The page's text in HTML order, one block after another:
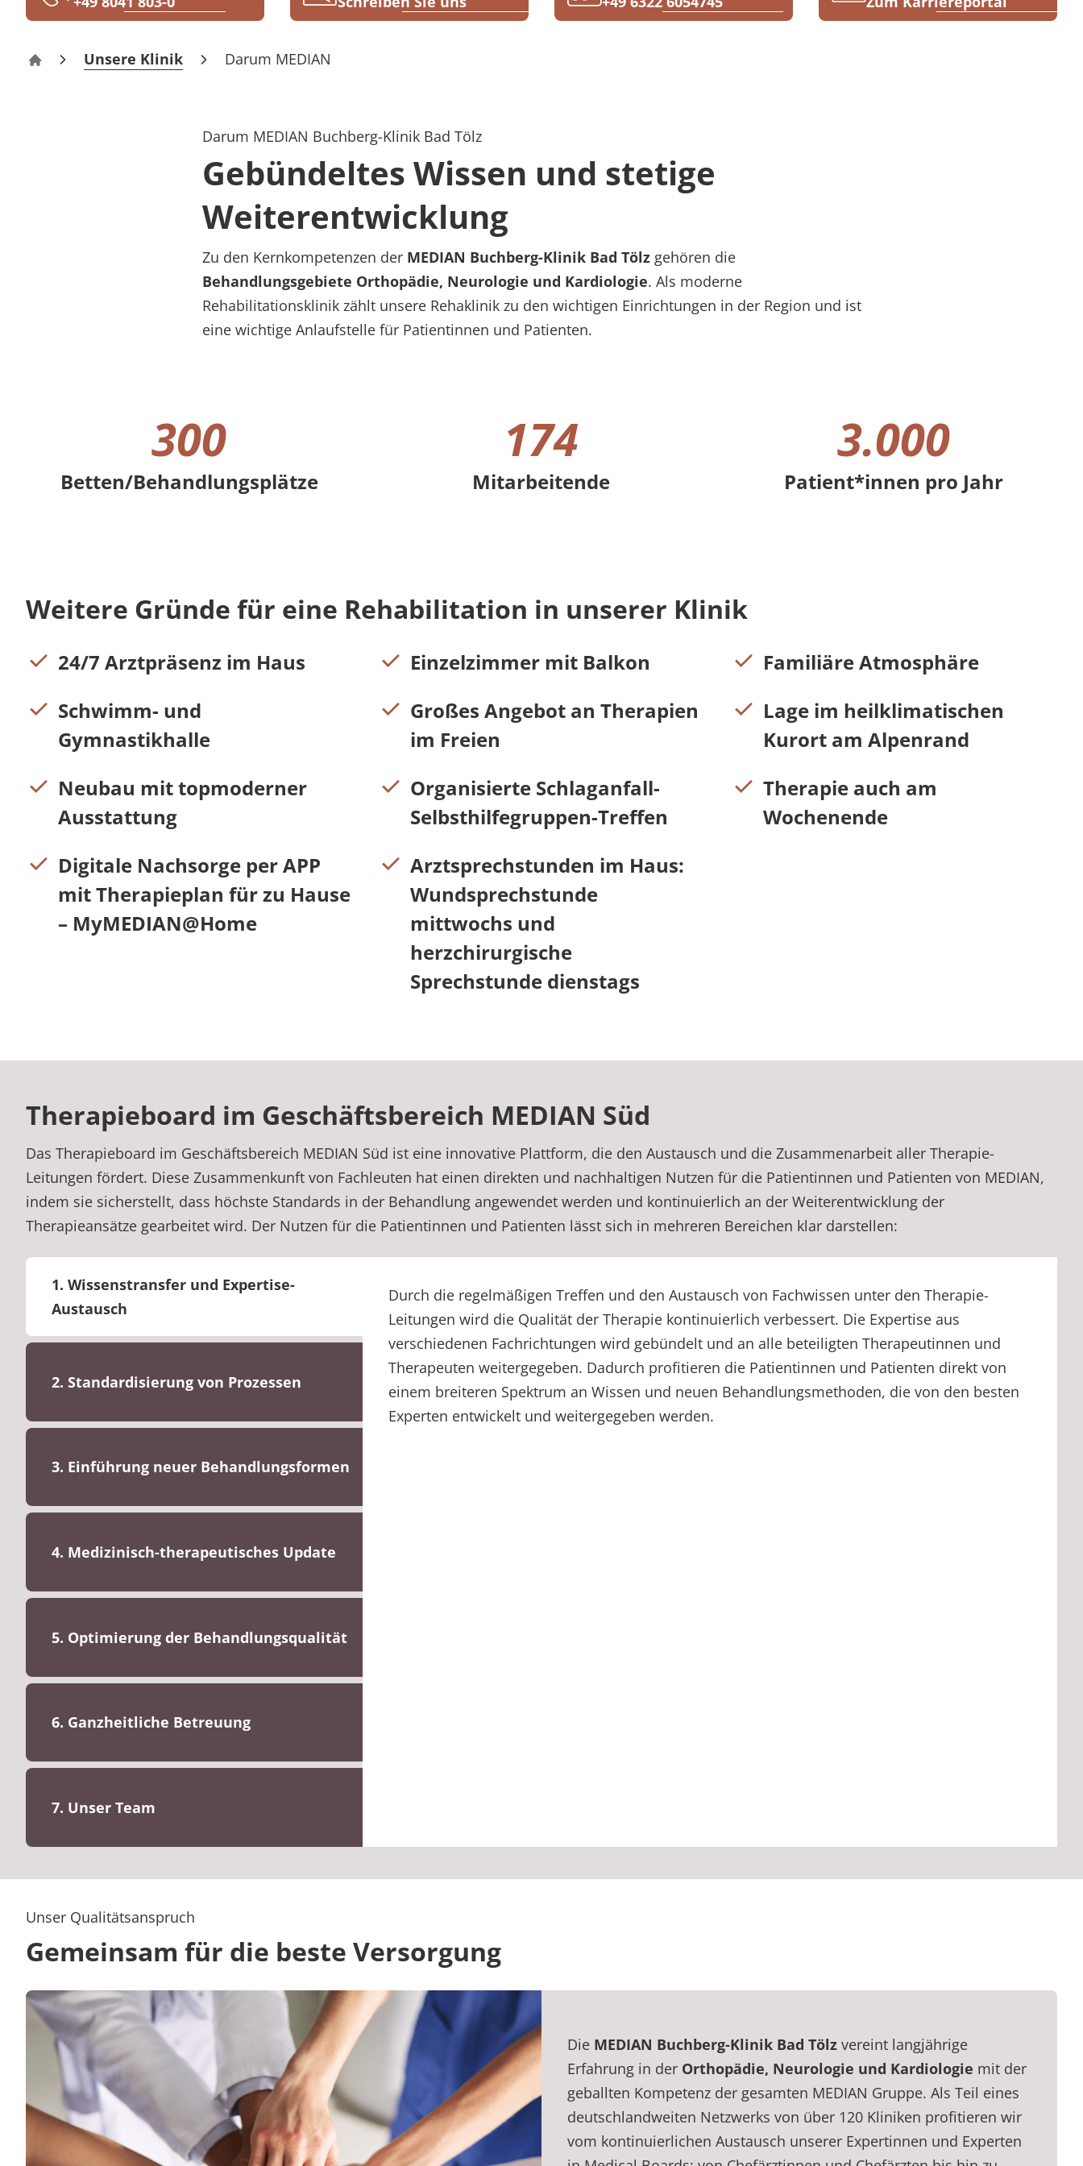
Rheumatologie
Buchberg-Klinik Bad Tölz
Unsere Klinik Darum MEDIAN
Darum MEDIAN Buchberg-Klinik Bad Tölz
Gebündeltes Wissen und stetige
Weiterentwicklung
Zu den Kernkompetenzen der MEDIAN Buchberg-Klinik Bad Tölzgehören die
Behandlungsgebiete Orthopädie, Neurologie und Kardiologie. Als moderne
Rehabilitationsklinik zählt unsere Rehaklinik zu den wichtigen Einrichtungen in der Region und ist
eine wichtige Anlaufstelle für Patientinnen und Patienten.
300
Betten/Behandlungsplätze
174
Mitarbeitende
3.000
Patient*innen pro Jahr
Weitere Gründe für eine Rehabilitation in unserer Klinik
24/7 Arztpräsenz im Haus Einzelzimmer mit Balkon
Familiäre Atmosphäre
Schwimm- und
Gymnastikhalle
Großes Angebot an Therapien
im Freien
Lage im heilklimatischen
Kurort am Alpenrand
Neubau mit topmoderner
Ausstattung
Organisierte Schlaganfall-
Selbsthilfegruppen-Treffen
Therapie auch am
Wochenende
Digitale Nachsorge per APP
mit Therapieplan für zu Hause
– MyMEDIAN@Home
Arztsprechstunden im Haus:
Wundsprechstunde
mittwochs und
herzchirurgische
Sprechstunde dienstags
Therapieboard im Geschäftsbereich MEDIAN Süd
Das Therapieboard im Geschäftsbereich MEDIAN Süd ist eine innovative Plattform, die den Austausch und die Zusammenarbeit aller Therapie-
Leitungen fördert. Diese Zusammenkunft von Fachleuten hat einen direkten und nachhaltigen Nutzen für die Patientinnen und Patienten von MEDIAN,
indem sie sicherstellt, dass höchste Standards in der Behandlung angewendet werden und kontinuierlich an der Weiterentwicklung der
Therapieansätze gearbeitet wird. Der Nutzen für die Patientinnen und Patienten lässt sich in mehreren Bereichen klar darstellen:
1. Wissenstransfer und Expertise-
Austausch
2. Standardisierung von Prozessen
3. Einführung neuer Behandlungsformen
4. Medizinisch-therapeutisches Update
5. Optimierung der Behandlungsqualität
6. Ganzheitliche Betreuung
7. Unser Team
Durch die regelmäßigen Treffen und den Austausch von Fachwissen unter den Therapie-
Leitungen wird die Qualität der Therapie kontinuierlich verbessert. Die Expertise aus
verschiedenen Fachrichtungen wird gebündelt und an alle beteiligten Therapeutinnen und
Therapeuten weitergegeben. Dadurch profitieren die Patientinnen und Patienten direkt von
einem breiteren Spektrum an Wissen und neuen Behandlungsmethoden, die von den besten
Experten entwickelt und weitergegeben werden.
Unser Qualitätsanspruch
Gemeinsam für die beste Versorgung
Die MEDIAN Buchberg-Klinik Bad Tölzvereint langjährige
Erfahrung in der Orthopädie, Neurologie und Kardiologie mit der
geballten Kompetenz der gesamten MEDIAN Gruppe. Als Teil eines
deutschlandweiten Netzwerks von über 120 Kliniken profitieren wir
vom kontinuierlichen Austausch unserer Expertinnen und Experten